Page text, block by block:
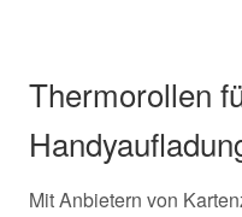
Thermorollen
Mit Anbietern von